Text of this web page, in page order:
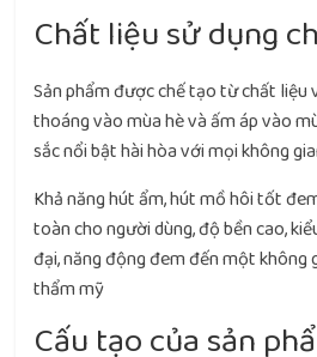
Chất liệu sử dụng
Sản phẩm được chế tạo từ chất liệu
thoáng vào mùa hè và ấm áp vào
sắc nổi bật hài hòa với mọi không
Khả năng hút ẩm, hút mồ hôi tốt
toàn cho người dùng, độ bền cao,
đại, năng động đem đến một
thẩm mỹ
Cấu tạo của sản